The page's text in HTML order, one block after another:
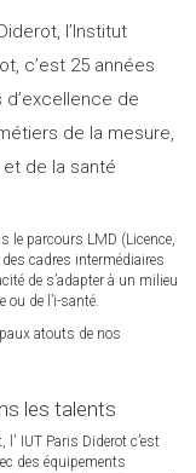
l’Institut
c’est 25 années
de
de la mesure,
de la santé
le parcours LMD (Licence,
cadres intermédiaires
de s’adapter à un milieu
de l’i-santé.
atouts de nos
les talents
l' IUT Paris Diderot c’est
des équipements